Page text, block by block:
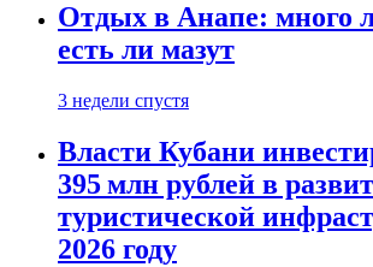
Отдых в Анапе: много
есть ли мазут
3 недели спустя
Власти Кубани
395 млн рублей в
туристической
2026 году